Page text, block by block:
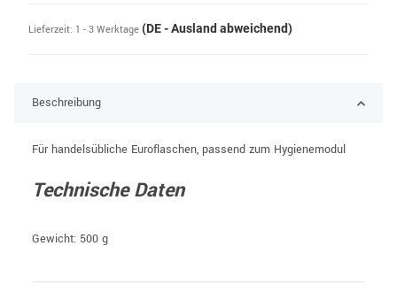
Lieferzeit: 1 - 3 Werktage (DE - Ausland abweichend)
Beschreibung
Für handelsübliche Euroflaschen, passend zum Hygienemodul
Technische Daten
Gewicht: 500 g